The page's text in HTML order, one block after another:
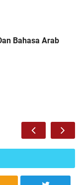
Bahasa Arab